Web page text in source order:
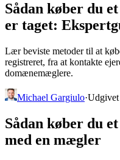
Sådan køber du
er taget:
Lær beviste metoder til at
registreret, fra at kontakte
domænemæglere.
Michael Gargiulo·Udgivet
Sådan køber du
med en mægler